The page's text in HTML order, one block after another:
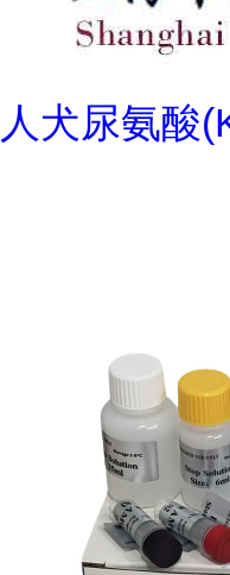
人犬尿氨酸